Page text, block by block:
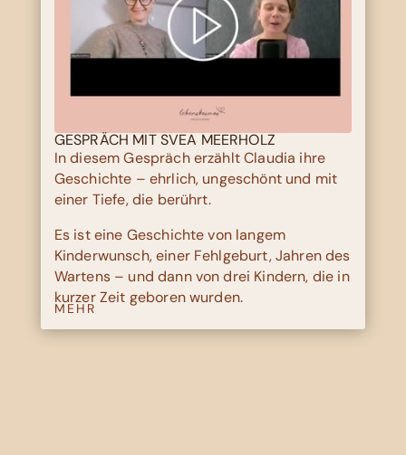
GESPRÄCH MIT SVEA MEERHOLZ
In diesem Gespräch erzählt Claudia ihre
Geschichte – ehrlich, ungeschönt und mit
einer Tiefe, die berührt.
Es ist eine Geschichte von langem
Kinderwunsch, einer Fehlgeburt, Jahren des
Wartens – und dann von drei Kindern, die in
kurzer Zeit geboren wurden.
MEHR